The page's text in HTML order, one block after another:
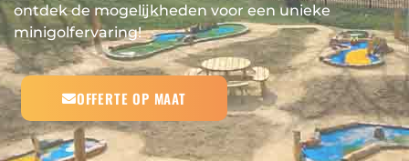
ontdek de mogelijkheden voor een unieke
minigolfervaring!
OFFERTE OP MAAT